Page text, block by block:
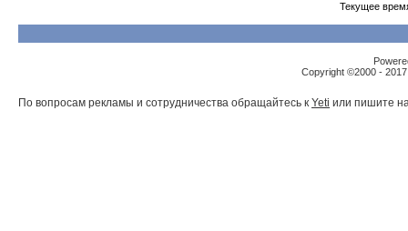
Текущее
Copyright ©2000 -
По вопросам рекламы и сотрудничества обращайтесь к Yeti или пишите